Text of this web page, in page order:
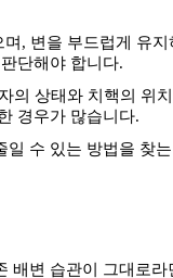
, 변을 부드럽게 유
단해야 합니다.
의 상태와 치핵의 위치
경우가 많습니다.
일 수 있는 방법을 찾
배변 습관이 그대로라